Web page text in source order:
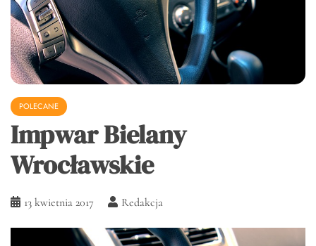
POLECANE
Impwar Bielany
Wrocławskie
13 kwietnia 2017 Redakcja